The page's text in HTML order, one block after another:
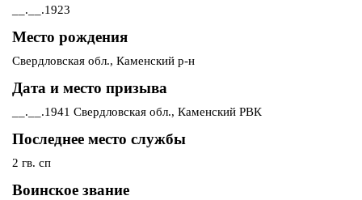
__.__.1923
Место рождения
Свердловская обл., Каменский р-н
Дата и место призыва
__.__.1941 Свердловская обл., Каменский РВК
Последнее место службы
2 гв. сп
Воинское звание